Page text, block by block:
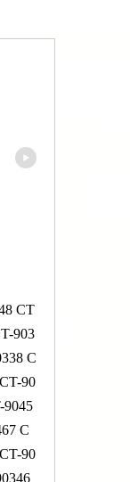
CT
903
C
90
9045
C
90